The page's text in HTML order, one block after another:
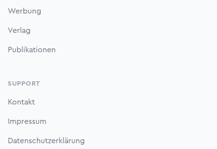
Werbung
Verlag
Publikationen
SUPPORT
Kontakt
Impressum
Datenschutzerklärung